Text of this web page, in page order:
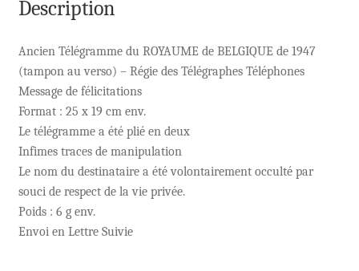
Description
Ancien Télégramme du ROYAUME de BELGIQUE de 1947
(tampon au verso) – Régie des Télégraphes Téléphones
Message de félicitations
Format : 25 x 19 cm env.
Le télégramme a été plié en deux
Infimes traces de manipulation
Le nom du destinataire a été volontairement occulté par
souci de respect de la vie privée.
Poids : 6 g env.
Envoi en Lettre Suivie